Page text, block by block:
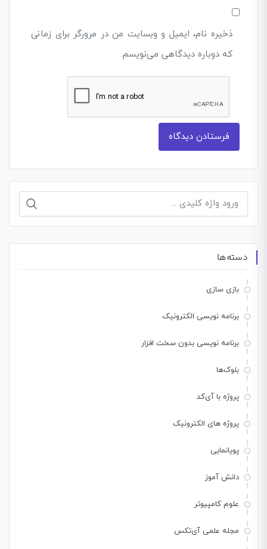
ذخیره نام، ایمیل و وبسایت من در مرورگر برای زمانی
که دوباره دیدگاهی می‌نویسم.
جستجو
دسته‌ها
بازی سازی
برنامه نویسی الکترونیک
برنامه نویسی بدون سخت افزار
بلوک‌ها
پروژه با آی‌کد
پروژه های الکترونیک
پویانمایی
دانش آموز
علوم کامپیوتر
مجله علمی آی‌تکس